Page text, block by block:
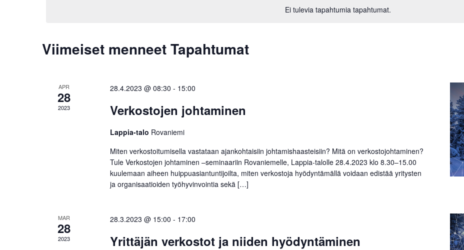
Ei tulevia tapahtumia tapahtumat.
Viimeiset menneet Tapahtumat
APR
28
2023
28.4.2023 @ 08:30 - 15:00
Verkostojen johtaminen
Lappia-talo Rovaniemi
Miten verkostoitumisella vastataan ajankohtaisiin johtamishaasteisiin? Mitä on verkostojohtaminen?
Tule Verkostojen johtaminen –seminaariin Rovaniemelle, Lappia-talolle 28.4.2023 klo 8.30–15.00
kuulemaan aiheen huippuasiantuntijoilta, miten verkostoja hyödyntämällä voidaan edistää yritysten
ja organisaatioiden työhyvinvointia sekä […]
MAR
28
2023
28.3.2023 @ 15:00 - 17:00
Yrittäjän verkostot ja niiden hyödyntäminen